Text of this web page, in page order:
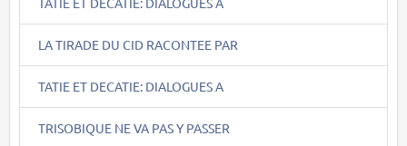
LA TIRADE DU CID RACONTEE PAR
TATIE ET DECATIE: DIALOGUES A
TRISOBIQUE NE VA PAS Y PASSER